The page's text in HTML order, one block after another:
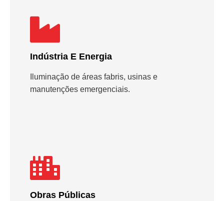
Indústria E Energia
Iluminação de áreas fabris, usinas e
manutenções emergenciais.
Obras Públicas